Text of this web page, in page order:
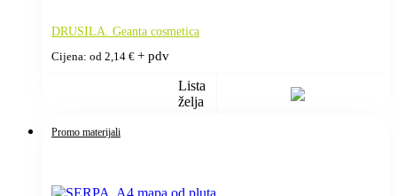
DRUSILA. Geanta cosmetica
Cijena: od 2,14 € + pdv
Lista
želja
Promo materijali